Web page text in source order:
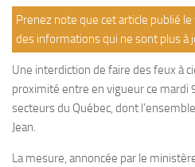
Prenez note que cet article publié
des informations qui ne sont plus à
Une interdiction de faire des feux à
proximité entre en vigueur ce mardi
secteurs du Québec, dont
Jean.
La mesure, annoncée par le